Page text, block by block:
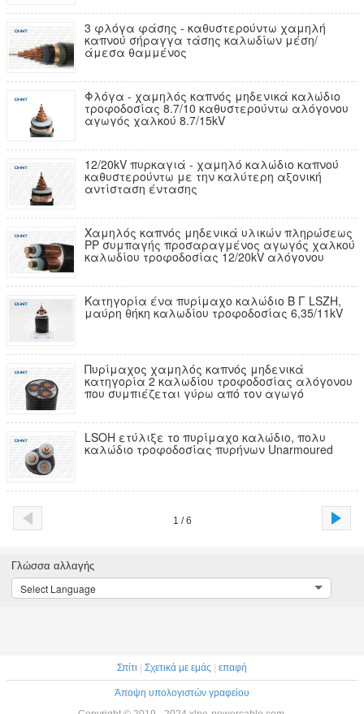
3 φλόγα φάσης - καθυστερούντω χαμηλή
καπνού σήραγγα τάσης καλωδίων μέση/
άμεσα θαμμένος
Φλόγα - χαμηλός καπνός μηδενικά καλώδιο
τροφοδοσίας 8.7/10 καθυστερούντω αλόγονου
αγωγός χαλκού 8.7/15kV
12/20kV πυρκαγιά - χαμηλό καλώδιο καπνού
καθυστερούντω με την καλύτερη αξονική
αντίσταση έντασης
Χαμηλός καπνός μηδενικά υλικών πληρώσεως
PP συμπαγής προσαραγμένος αγωγός χαλκού
καλωδίου τροφοδοσίας 12/20kV αλόγονου
Κατηγορία ένα πυρίμαχο καλώδιο Β Γ LSZH,
μαύρη θήκη καλωδίου τροφοδοσίας 6,35/11kV
Πυρίμαχος χαμηλός καπνός μηδενικά
κατηγορία 2 καλωδίου τροφοδοσίας αλόγονου
που συμπιέζεται γύρω από τον αγωγό
LSOH ετύλιξε το πυρίμαχο καλώδιο, πολυ
καλώδιο τροφοδοσίας πυρήνων Unarmoured
1 / 6
Γλώσσα αλλαγής
Select Language
Σπίτι Σχετικά με εμάς επαφή
Άποψη υπολογιστών γραφείου